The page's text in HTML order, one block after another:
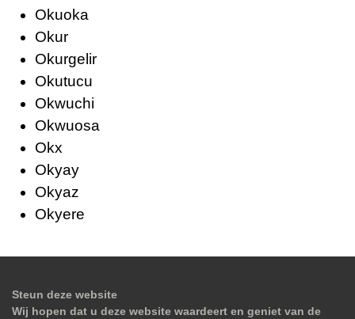
Okuoka
Okur
Okurgelir
Okutucu
Okwuchi
Okwuosa
Okx
Okyay
Okyaz
Okyere
Steun deze website
Wij hopen dat u deze website waardeert en geniet van de